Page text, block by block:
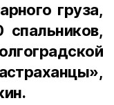
груза,